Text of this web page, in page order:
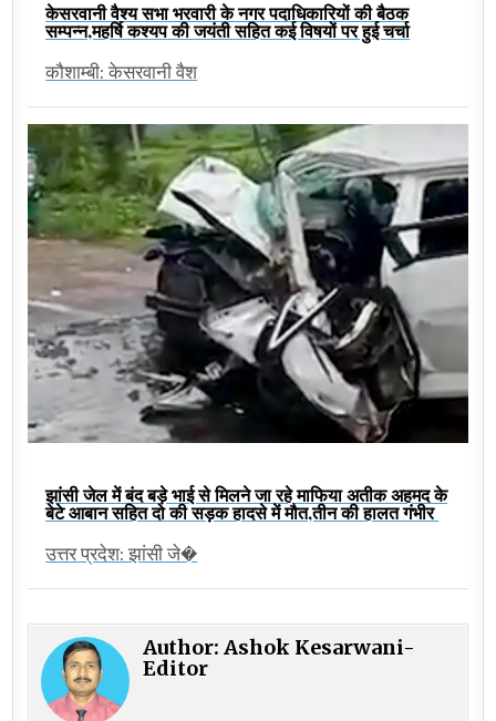
केसरवानी वैश्य सभा भरवारी के नगर पदाधिकारियों की बैठक
सम्पन्न,महर्षि कश्यप की जयंती सहित कई विषयों पर हुई चर्चा
कौशाम्बी: केसरवानी वैश
झांसी जेल में बंद बड़े भाई से मिलने जा रहे माफिया अतीक अहमद के
बेटे आबान सहित दो की सड़क हादसे में मौत,तीन की हालत गंभीर
उत्तर प्रदेश: झांसी जे�
Author:Ashok Kesarwani-
Editor